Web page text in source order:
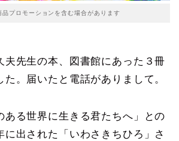
品プロモーションを含む場合があります
夫先生の本、図書館にあった３冊
た。届いたと電話がありまして。
ある世界に生きる君たちへ」との
に出された「いわさきちひろ」さ